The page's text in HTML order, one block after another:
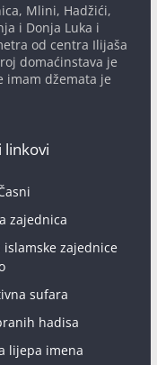
Mlini, Hadžići,
i Donja Luka i
od centra Ilijaša
domaćinstava je
imam džemata je
linkovi
zajednica
islamske zajednice
sufara
hadisa
lijepa imena